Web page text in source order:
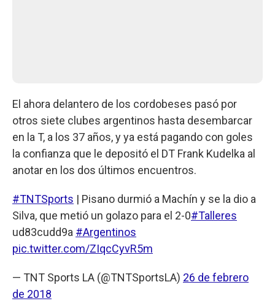
El ahora delantero de los cordobeses pasó por
otros siete clubes argentinos hasta desembarcar
en la T, a los 37 años, y ya está pagando con goles
la confianza que le depositó el DT Frank Kudelka al
anotar en los dos últimos encuentros.
#TNTSports | Pisano durmió a Machín y se la dio a
Silva, que metió un golazo para el 2-0#Talleres
ud83cudd9a #Argentinos
pic.twitter.com/ZIqcCyvR5m
— TNT Sports LA (@TNTSportsLA) 26 de febrero
de 2018